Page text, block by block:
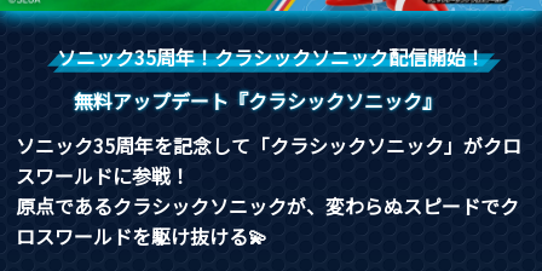
ソニック35周年！クラシックソニック配信開始！
無料アップデート『クラシックソニック』
ソニック35周年を記念して「クラシックソニック」がクロ
スワールドに参戦！
原点であるクラシックソニックが、変わらぬスピードでク
ロスワールドを駆け抜ける💫